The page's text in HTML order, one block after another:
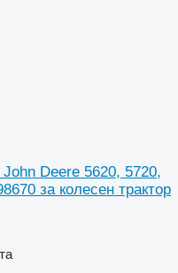
Deere 5620, 5720,
за колесен трактор